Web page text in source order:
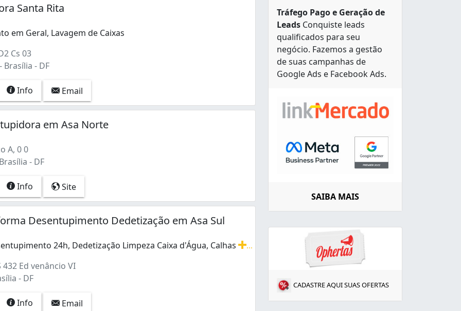
(1)
(1)
(2)
Santa Rita
em Geral, Lavagem de Caixas
Cs 03
Brasília - DF
Info Email
em Asa Norte
A, 0 0
- DF
Info Site
Desentupimento Dedetização em Asa Sul
24h, Dedetização Limpeza Caixa d'Água, Calhas
432 Ed venâncio VI
- DF
Info Email
Tráfego Pago e Geração de
Leads Conquiste leads
qualificados para seu
negócio. Fazemos a gestão
de suas campanhas de
Google Ads e Facebook Ads.
SAIBA MAIS
CADASTRE AQUI SUAS OFERTAS